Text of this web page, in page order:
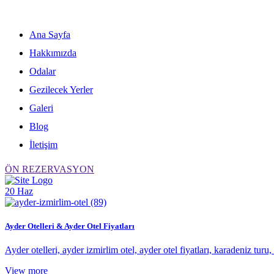
contentAna Sayfa
Hakkımızda
Odalar
Gezilecek Yerler
Galeri
Blog
İletişim
ÖN REZERVASYON
20 Haz
Ayder Otelleri & Ayder Otel Fiyatları
Ayder otelleri, ayder izmirlim otel, ayder otel fiyatları, karadeniz
View more